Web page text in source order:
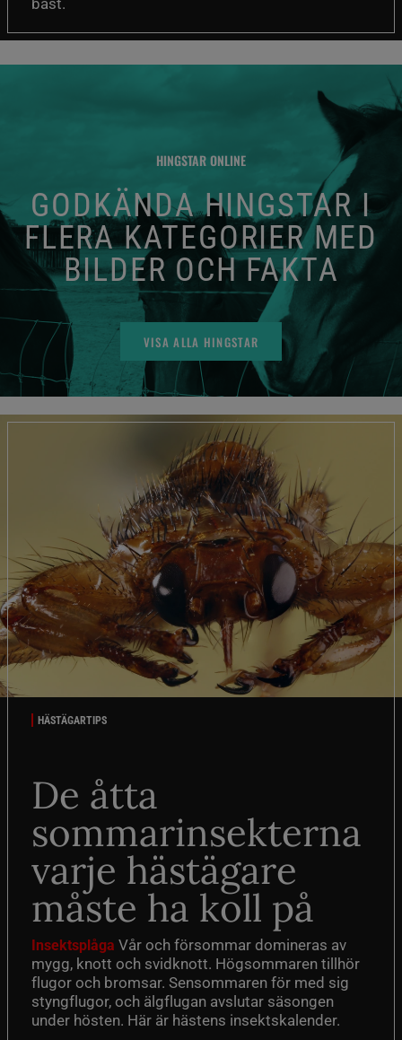
bäst.
HINGSTAR ONLINE
GODKÄNDA HINGSTAR I
FLERA KATEGORIER MED
BILDER OCH FAKTA
VISA ALLA HINGSTAR
HÄSTÄGARTIPS
De åtta
sommarinsekterna
varje hästägare
måste ha koll på
Insektsplåga Vår och försommar domineras av
mygg, knott och svidknott. Högsommaren tillhör
flugor och bromsar. Sensommaren för med sig
styngflugor, och älgflugan avslutar säsongen
under hösten. Här är hästens insektskalender.